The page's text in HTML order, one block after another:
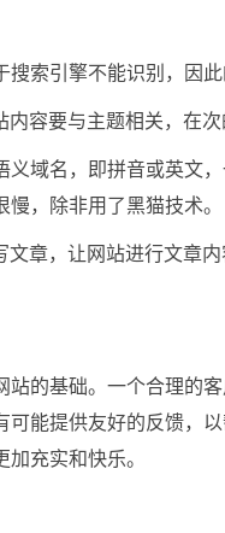
索引擎不能识别，因此
容要与主题相关，在次
义域名，即拼音或英文
，除非用了黑猫技术。
文章，让网站进行文章
站的基础。一个合理的
可能提供友好的反馈，
充实和快乐。